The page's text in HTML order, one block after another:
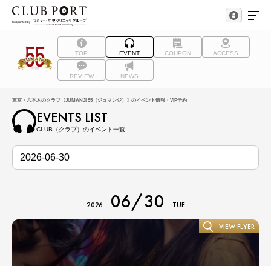
TOP EVENT COUPON ACCESS
REVIEW NEWS
東京・六本木のクラブ【JUMANJI 55（ジュマンジ）】のイベント情報・VIP予約
EVENTS LIST
CLUB（クラブ）のイベント一覧
2026 06/30 TUE
VIEW FLYER